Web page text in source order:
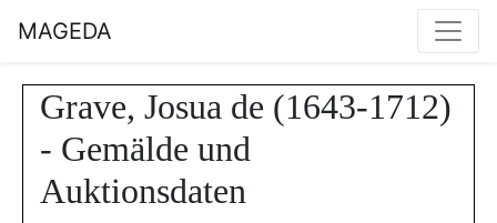
MAGEDA
Grave, Josua de (1643-1712)
- Gemälde und
Auktionsdaten